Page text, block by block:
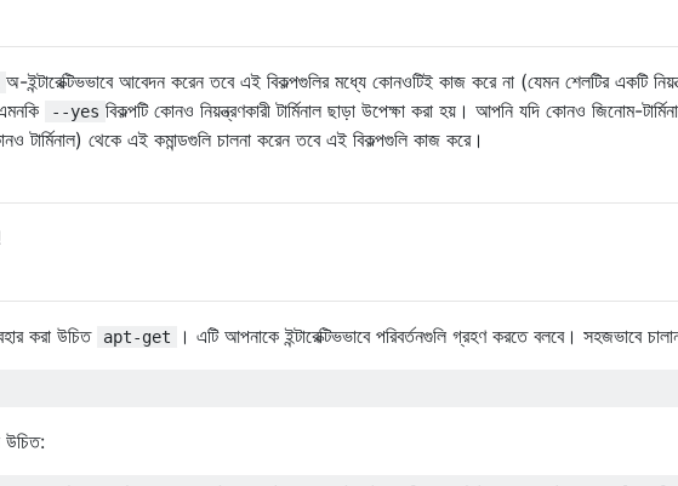
অ-ইন্টারেক্টিভভাবে আবেদন করেন তবে এই বিকল্পগুলির মধ্যে কোনওটিই কাজ করে না (যেমন শেলটির একটি
--yes বিকল্পটি কোনও নিয়ন্ত্রণকারী টার্মিনাল ছাড়া উপেক্ষা করা হয়। আপনি যদি কোনও জিনোম-
টার্মিনাল) থেকে এই কমান্ডগুলি চালনা করেন তবে এই বিকল্পগুলি কাজ করে।
করা উচিত apt-get । এটি আপনাকে ইন্টারেক্টিভভাবে পরিবর্তনগুলি গ্রহণ করতে বলবে। সহজভাবে
উচিত: